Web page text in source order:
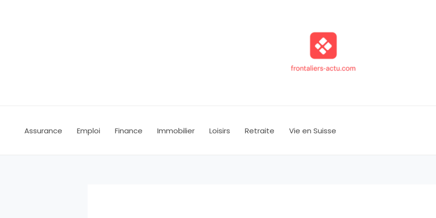
Assurance Emploi Finance Immobilier Loisirs Retraite Vie en Suisse